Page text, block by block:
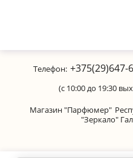
Телефон: +375(29)647-
(с 10:00 до 19:30
Магазин "Парфюмер"
"Зеркало"